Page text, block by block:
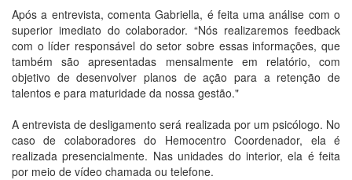
Após a entrevista, comenta Gabriella, é feita uma análise com o
superior imediato do colaborador. “Nós realizaremos feedback
com o líder responsável do setor sobre essas informações, que
também são apresentadas mensalmente em relatório, com
objetivo de desenvolver planos de ação para a retenção de
talentos e para maturidade da nossa gestão."
A entrevista de desligamento será realizada por um psicólogo. No
caso de colaboradores do Hemocentro Coordenador, ela é
realizada presencialmente. Nas unidades do interior, ela é feita
por meio de vídeo chamada ou telefone.